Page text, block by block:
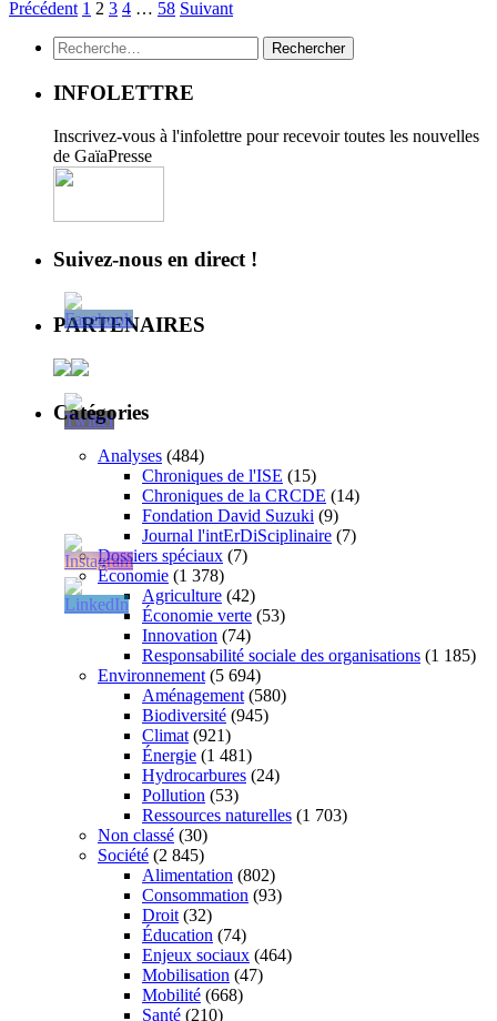
Précédent 1 2 3 4 … 58 Suivant
Rechercher :
INFOLETTRE
Inscrivez-vous à l'infolettre pour recevoir toutes les nouvelles
de GaïaPresse
Suivez-nous en direct !
PARTENAIRES
Catégories
Analyses (484)
Chroniques de l'ISE (15)
Chroniques de la CRCDE (14)
Fondation David Suzuki (9)
Journal l'intErDiSciplinaire (7)
Dossiers spéciaux (7)
Économie (1 378)
Agriculture (42)
Économie verte (53)
Innovation (74)
Responsabilité sociale des organisations (1 185)
Environnement (5 694)
Aménagement (580)
Biodiversité (945)
Climat (921)
Énergie (1 481)
Hydrocarbures (24)
Pollution (53)
Ressources naturelles (1 703)
Non classé (30)
Société (2 845)
Alimentation (802)
Consommation (93)
Droit (32)
Éducation (74)
Enjeux sociaux (464)
Mobilisation (47)
Mobilité (668)
Santé (210)